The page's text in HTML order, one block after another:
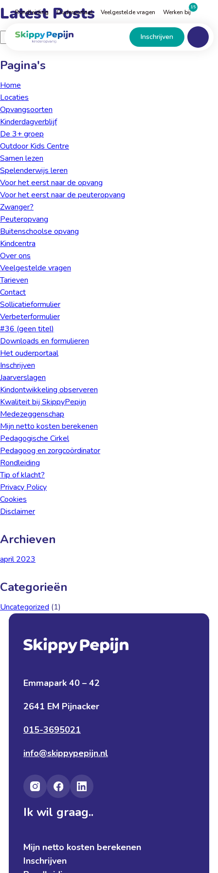
Naar
hoofdinhoud
Rondleiding Ouderportaal Veelgestelde vragen Werken bij
15
Home Inschrijven
Menu
Latest Posts
Zoeken
Pagina's
Home
Locaties
Opvangsoorten
Kinder­dagverblijf
De 3+ groep
Outdoor Kids Centre
Samen lezen
Spelenderwijs leren
Voor het eerst naar de opvang
Voor het eerst naar de peuteropvang
Zwanger?
Peuteropvang
Buiten­schoolse opvang
Kindcentra
Over ons
Veelgestelde vragen
Tarieven
Contact
Sollicatieformulier
Verbeterformulier
#36 (geen titel)
Downloads en formulieren
Het ouderportaal
Inschrijven
Jaarverslagen
Kindontwikkeling observeren
Kwaliteit bij SkippyPepijn
Medezeggenschap
Mijn netto kosten berekenen
Pedagogische Cirkel
Pedagoog en zorgcoördinator
Rondleiding
Tip of klacht?
Privacy Policy
Cookies
Disclaimer
Archieven
april 2023
Categorieën
Uncategorized (1)
Ik wil graag..
Mijn netto kosten berekenen
Inschrijven
Emmapark 40 – 42
2641 EM Pijnacker
015-3695021
info@skippypepijn.nl